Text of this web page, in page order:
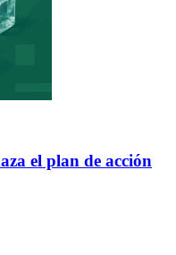
el plan de acción